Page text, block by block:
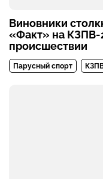
Виновники
«Факт» на КЗПВ-
происшествии
Парусный спорт